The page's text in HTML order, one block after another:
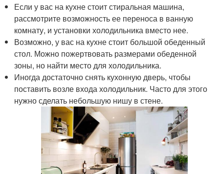
Если у вас на кухне стоит стиральная машина,
рассмотрите возможность ее переноса в ванную
комнату, и установки холодильника вместо нее.
Возможно, у вас на кухне стоит большой обеденный
стол. Можно пожертвовать размерами обеденной
зоны, но найти место для холодильника.
Иногда достаточно снять кухонную дверь, чтобы
поставить возле входа холодильник. Часто для этого
нужно сделать небольшую нишу в стене.